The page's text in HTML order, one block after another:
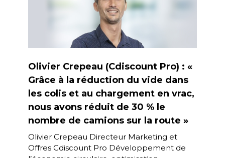
Olivier Crepeau (Cdiscount Pro) : «
Grâce à la réduction du vide dans
les colis et au chargement en vrac,
nous avons réduit de 30 % le
nombre de camions sur la route »
Olivier Crepeau Directeur Marketing et
Offres Cdiscount Pro Développement de